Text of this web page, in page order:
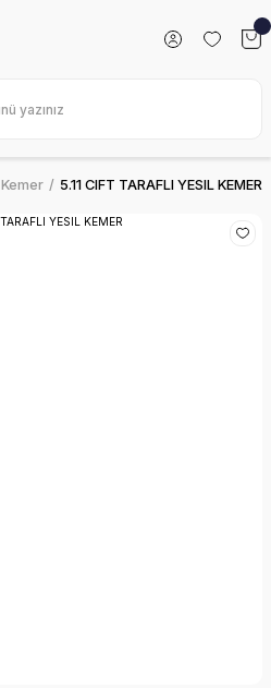
Kemer 5.11 CIFT TARAFLI YESIL KEMER